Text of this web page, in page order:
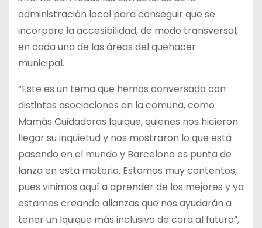
administración local para conseguir que se
incorpore la accesibilidad, de modo transversal,
en cada una de las áreas del quehacer
municipal.
“Este es un tema que hemos conversado con
distintas asociaciones en la comuna, como
Mamás Cuidadoras Iquique, quienes nos hicieron
llegar su inquietud y nos mostraron lo que está
pasando en el mundo y Barcelona es punta de
lanza en esta materia. Estamos muy contentos,
pues vinimos aquí a aprender de los mejores y ya
estamos creando alianzas que nos ayudarán a
tener un Iquique más inclusivo de cara al futuro”,